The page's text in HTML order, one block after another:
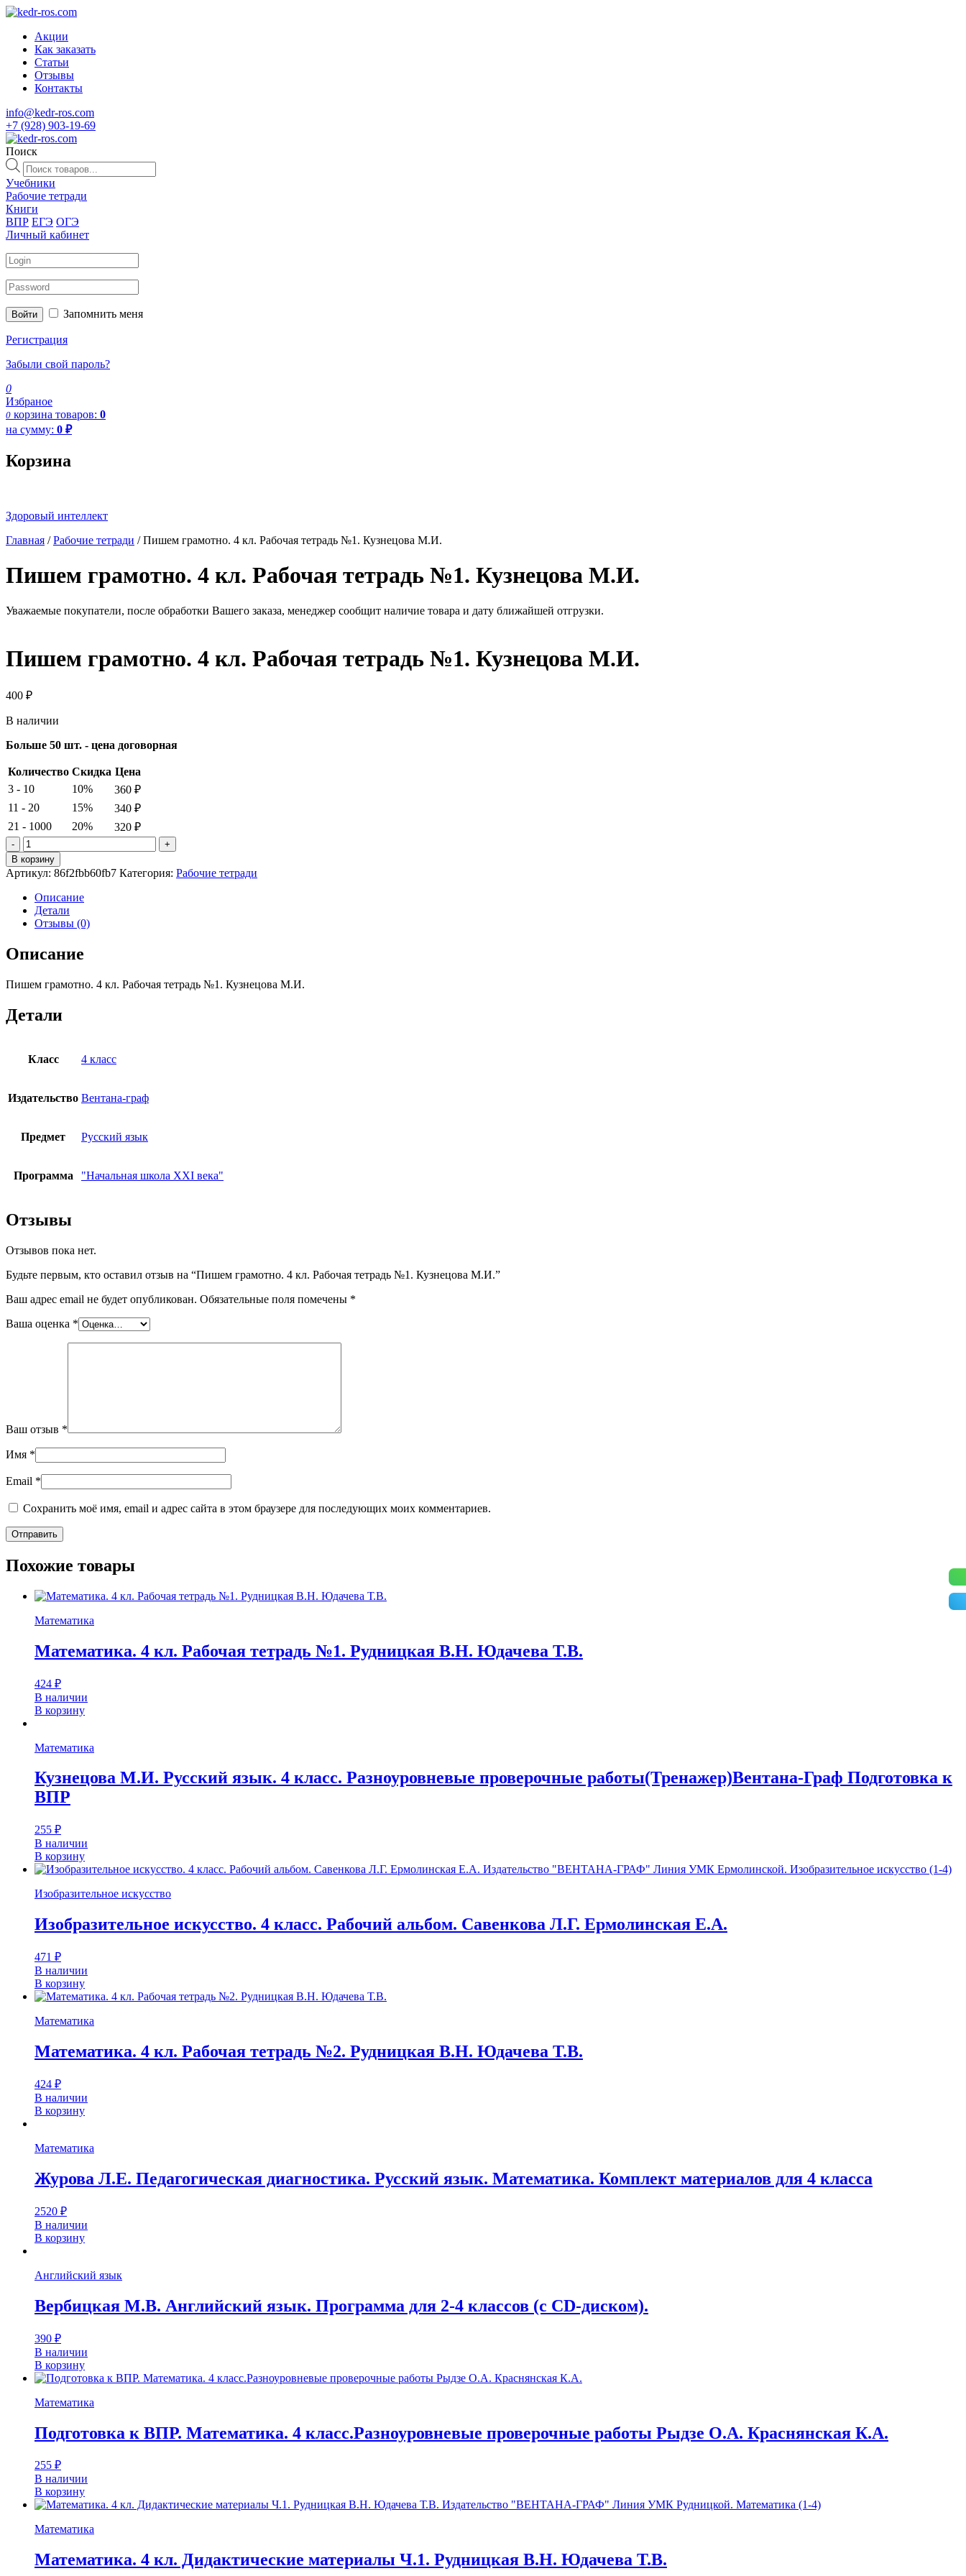
Акции
Как заказать
Статьи
Отзывы
Контакты
info@kedr-ros.com
+7 (928) 903-19-69
Поиск
Поиск
товаров
Учебники
Рабочие тетради
Книги
ВПР ЕГЭ ОГЭ
Личный кабинет
Войти Запомнить меня
Регистрация
Забыли свой пароль?
0
Избраное
0 корзина товаров: 0
на сумму: 0 ₽
Корзина
Здоровый интеллект
Главная /Рабочие тетради / Пишем грамотно. 4 кл. Рабочая тетрадь №1. Кузнецова М.И.
Пишем грамотно. 4 кл. Рабочая тетрадь №1. Кузнецова М.И.
Уважаемые покупатели, после обработки Вашего заказа, менеджер сообщит наличие товара и дату ближайшей отгрузки.
Пишем грамотно. 4 кл. Рабочая тетрадь №1. Кузнецова М.И.
400 ₽
В наличии
Больше 50 шт. - цена договорная
Количество Скидка Цена
3 - 10
10% 360 ₽
11 - 20
15% 340 ₽
21 - 1000
20% 320 ₽
Количество
товара
Пишем
грамотно.
4 кл.
Рабочая
тетрадь
М.И.
В корзину
Артикул: 86f2fbb60fb7 Категория: Рабочие тетради
Описание
Детали
Отзывы (0)
Описание
Пишем грамотно. 4 кл. Рабочая тетрадь №1. Кузнецова М.И.
Детали
Класс 4 класс
Издательство Вентана-граф
Предмет Русский язык
Программа "Начальная школа XXI века"
Отзывы
Отзывов пока нет.
Будьте первым, кто оставил отзыв на “Пишем грамотно. 4 кл. Рабочая тетрадь №1. Кузнецова М.И.”
Ваш адрес email не будет опубликован. Обязательные поля помечены *
Ваша оценка *
Ваш отзыв *
Имя *
Email *
Сохранить моё имя, email и адрес сайта в этом браузере для последующих моих комментариев.
Похожие товары
Математика
Математика. 4 кл. Рабочая тетрадь №1. Рудницкая В.Н. Юдачева Т.В.
424 ₽
В наличии
В корзину
Математика
Кузнецова М.И. Русский язык. 4 класс. Разноуровневые проверочные работы(Тренажер)Вентана-Граф Подготовка к
ВПР
255 ₽
В наличии
В корзину
Изобразительное искусство
Изобразительное искусство. 4 класс. Рабочий альбом. Савенкова Л.Г. Ермолинская Е.А.
471 ₽
В наличии
В корзину
Математика
Математика. 4 кл. Рабочая тетрадь №2. Рудницкая В.Н. Юдачева Т.В.
424 ₽
В наличии
В корзину
Математика
Журова Л.Е. Педагогическая диагностика. Русский язык. Математика. Комплект материалов для 4 класса
2520 ₽
В наличии
В корзину
Английский язык
Вербицкая М.В. Английский язык. Программа для 2-4 классов (с CD-диском).
390 ₽
В наличии
В корзину
Математика
Подготовка к ВПР. Математика. 4 класс.Разноуровневые проверочные работы Рыдзе О.А. Краснянская К.А.
255 ₽
В наличии
В корзину
Математика
Математика. 4 кл. Дидактические материалы Ч.1. Рудницкая В.Н. Юдачева Т.В.